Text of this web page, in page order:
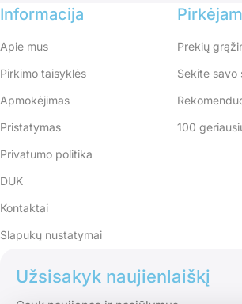
Informacija
Apie mus
Pirkimo taisyklės
Apmokėjimas
Pristatymas
Privatumo politika
DUK
Kontaktai
Slapukų nustatymai
Prekių
Sekite savo
100
Užsisakyk naujienlaiškį